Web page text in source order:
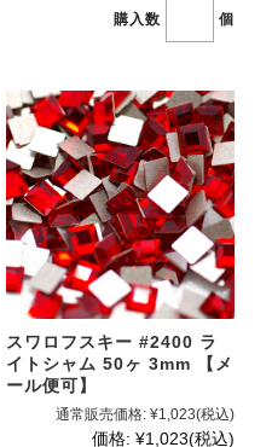
購入数 個
スワロフスキー #2400 ラ
イトシャム 50ヶ 3mm 【メ
ール便可】
通常販売価格: ¥1,023(税込)
価格: ¥1,023(税込)